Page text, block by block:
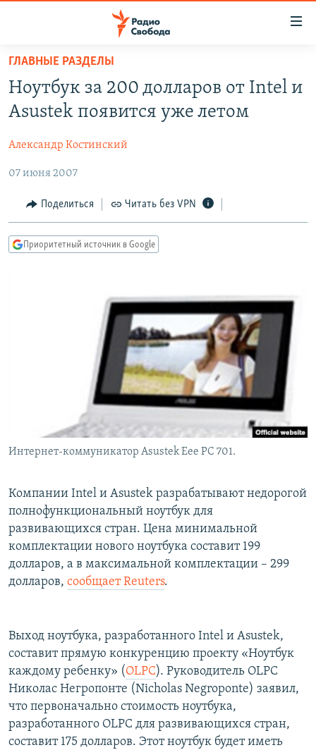
упрощенного
доступа
Вернуться
основному
Вернутся
главной
навигации
Вернутся
ПРОГРАММЫ
ПОДКАСТЫ
ЦИТАТЫ СВОБОДЫ
МНЕНИЯ
КУЛЬТУРА
IDEL.РЕАЛИИ
КАВКАЗ.РЕАЛИИ
СИБИРЬ.РЕАЛИИ
РАСПИСАНИЕ ВЕЩАНИЯ
ПОДПИШИТЕСЬ НА РАССЫЛКУ
СОЦИАЛЬНЫЕ СЕТИ
Все сайты РСЕ/РС
ГЛАВНЫЕ РАЗДЕЛЫ
Ноутбук за 200 долларов от Intel и
Asustek появится уже летом
Александр Костинский
07 июня 2007
Поделиться Читать без VPN
Приоритетный источник в Google
Интернет-коммуникатор Asustek Eee PC 701.
Компании Intel и Asustek разрабатывают недорогой
полнофункциональный ноутбук для
развивающихся стран. Цена минимальной
комплектации нового ноутбука составит 199
долларов, а в максимальной комплектации – 299
долларов, сообщает Reuters.
Выход ноутбука, разработанного Intel и Asustek,
составит прямую конкуренцию проекту «Ноутбук
каждому ребенку» (OLPC). Руководитель OLPC
Николас Негропонте (Nicholas Negroponte) заявил,
что первоначально стоимость ноутбука,
разработанного OLPC для развивающихся стран,
составит 175 долларов. Этот ноутбук будет иметь